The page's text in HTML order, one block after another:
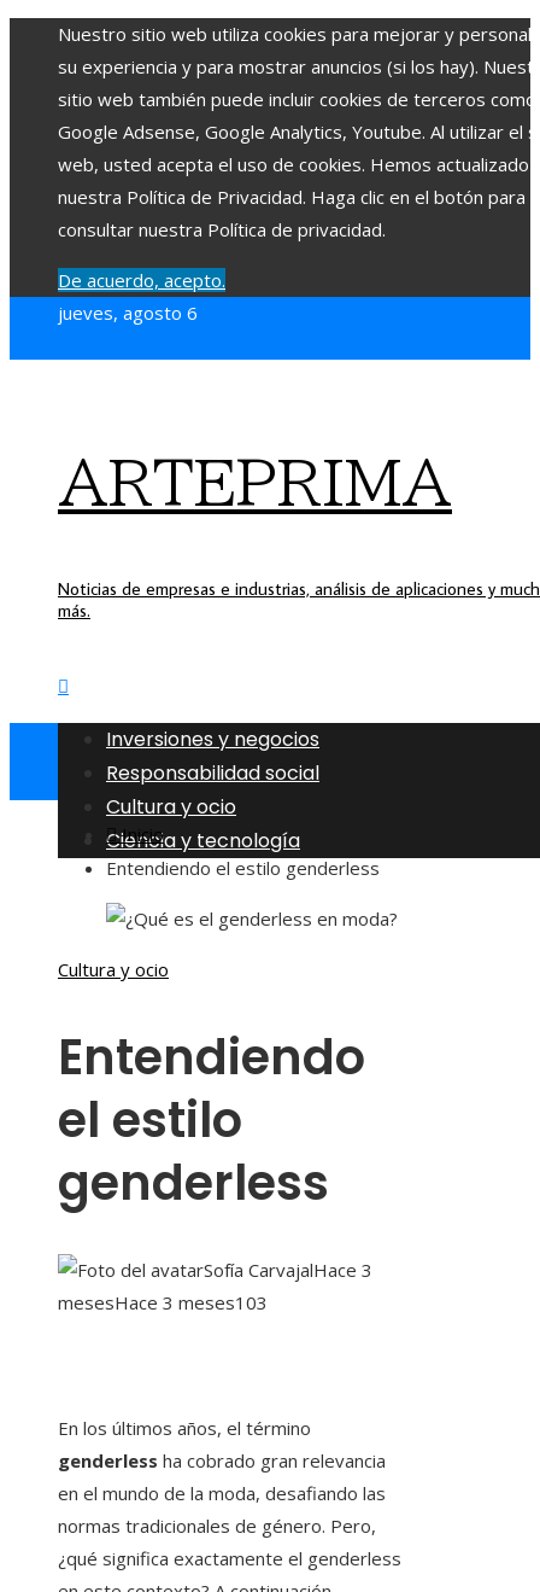
Nuestro sitio web utiliza cookies para mejorar y
su experiencia y para mostrar anuncios (si los hay).
sitio web también puede incluir cookies de terceros como
Google Adsense, Google Analytics, Youtube. Al utilizar el
web, usted acepta el uso de cookies. Hemos actualizado
nuestra Política de Privacidad. Haga clic en el botón para
consultar nuestra Política de privacidad.
De acuerdo, acepto.
jueves, agosto 6
ARTEPRIMA
Noticias de empresas e industrias, análisis de aplicaciones y
más.
Inversiones y negocios
Responsabilidad social
Cultura y ocio
Ciencia y tecnología
Inicio
Entendiendo el estilo genderless
Cultura y ocio
Entendiendo
el estilo
genderless
Sofía CarvajalHace 3
mesesHace 3 meses103
En los últimos años, el término
genderless ha cobrado gran relevancia
en el mundo de la moda, desafiando las
normas tradicionales de género. Pero,
¿qué significa exactamente el genderless